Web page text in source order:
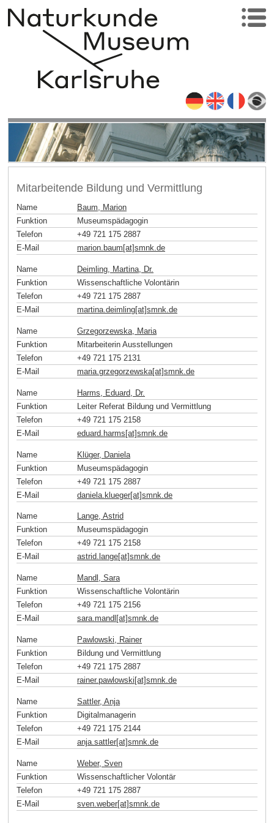
Mitarbeitende Bildung und Vermittlung
Name
Baum, Marion
Funktion
Museumspädagogin
Telefon
+49 721 175 2887
E-Mail
marion.baum[at]smnk.de
Name
Deimling, Martina, Dr.
Funktion
Wissenschaftliche Volontärin
Telefon
+49 721 175 2887
E-Mail
martina.deimling[at]smnk.de
Name
Grzegorzewska, Maria
Funktion
Mitarbeiterin Ausstellungen
Telefon
+49 721 175 2131
E-Mail
maria.grzegorzewska[at]smnk.de
Name
Harms, Eduard, Dr.
Funktion
Leiter Referat Bildung und Vermittlung
Telefon
+49 721 175 2158
E-Mail
eduard.harms[at]smnk de
Name
Klüger, Daniela
Funktion
Museumspädagogin
Telefon
+49 721 175 2887
E-Mail
daniela.klueger[at]smnk de
Name
Lange, Astrid
Funktion
Museumspädagogin
Telefon
+49 721 175 2158
E-Mail
astrid.lange[at]smnk.de
Name
Mandl, Sara
Funktion
Wissenschaftliche Volontärin
Telefon
+49 721 175 2156
E-Mail
sara.mandl[at]smnk.de
Name
Pawlowski, Rainer
Funktion
Bildung und Vermittlung
Telefon
+49 721 175 2887
E-Mail
rainer.pawlowski[at]smnk.de
Name
Sattler, Anja
Funktion
Digitalmanagerin
Telefon
+49 721 175 2144
E-Mail
anja.sattler[at]smnk de
Name
Weber, Sven
Funktion
Wissenschaftlicher Volontär
Telefon
+49 721 175 2887
E-Mail
sven.weber[at]smnk de